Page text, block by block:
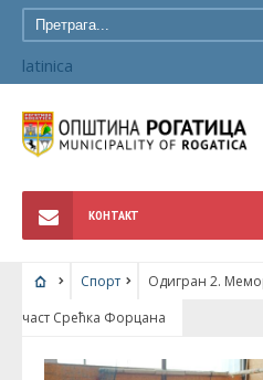
latinica
КОНТАКТ
Спорт
Одигран 2.
част Срећка Форцана